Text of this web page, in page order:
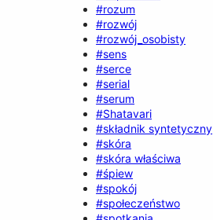
#rozum
#rozwój
#rozwój_osobisty
#sens
#serce
#serial
#serum
#Shatavari
#składnik syntetyczny
#skóra
#skóra właściwa
#śpiew
#spokój
#społeczeństwo